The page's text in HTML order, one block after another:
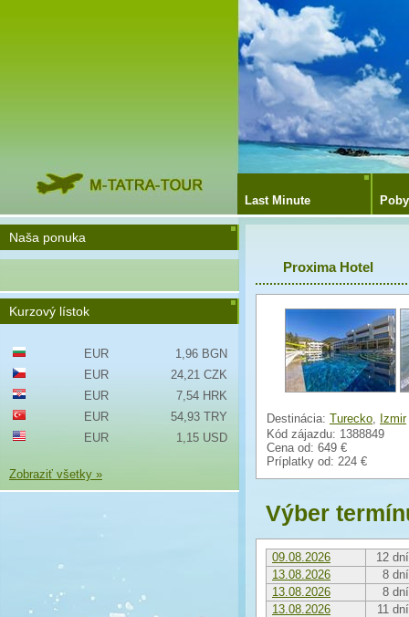
Last Minute
Proxima Hotel
Destinácia: Turecko, Izmir
Kód zájazdu: 1388849
Cena od: 649 €
Príplatky od: 224 €
Výber
09.08.2026
12 dní
13.08.2026
8 dní
13.08.2026
8 dní
13.08.2026
11 dní
Naša ponuka
Kurzový lístok
EUR
1,96 BGN
EUR
24,21 CZK
EUR
7,54 HRK
EUR
54,93 TRY
EUR
1,15 USD
Zobraziť všetky »